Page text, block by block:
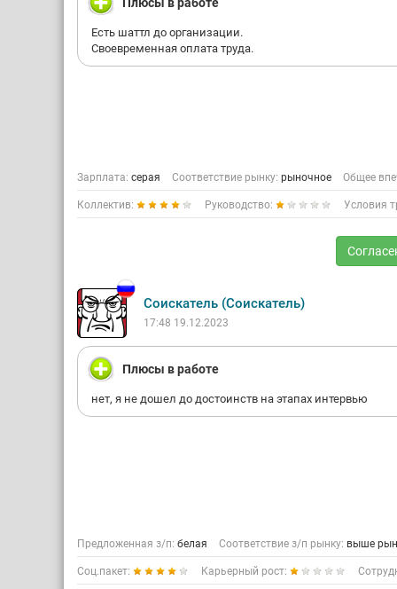
Есть шаттл до организации.
Своевременная оплата труда.
Зарплата: серая Соответствие рынку: рыночное Общее
Коллектив: Руководство: Условия
Соискатель (Соискатель)
17:48 19.12.2023
Плюсы в работе
нет, я не дошел до достоинств на этапах интервью
Предложенная з/п: белая Соответствие з/п рынку: выше
Соц.пакет: Карьерный рост: